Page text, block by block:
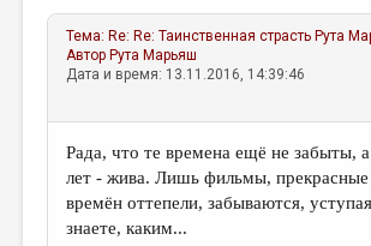
Тема: Re: Re: Таинственная страсть Рута
Автор Рута Марьяш
Дата и время: 13.11.2016, 14:39:46
Рада, что те времена ещё не забыты,
лет - жива. Лишь фильмы,
времён оттепели, забываются,
знаете, каким...